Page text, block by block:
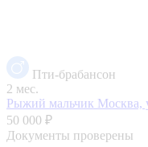
Пти-брабансон
2 мес.
Рыжий мальчик Москва,
50 000 ₽
Документы проверены